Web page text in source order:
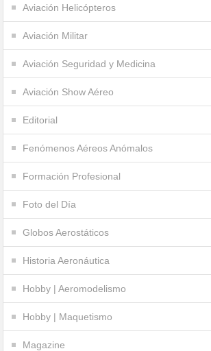
Aviación Helicópteros
Aviación Militar
Aviación Seguridad y Medicina
Aviación Show Aéreo
Editorial
Fenómenos Aéreos Anómalos
Formación Profesional
Foto del Día
Globos Aerostáticos
Historia Aeronáutica
Hobby | Aeromodelismo
Hobby | Maquetismo
Magazine